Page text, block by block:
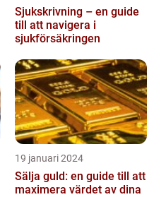
Sjukskrivning – en guide
till att navigera i
sjukförsäkringen
19 januari 2024
Sälja guld: en guide till att
maximera värdet av dina